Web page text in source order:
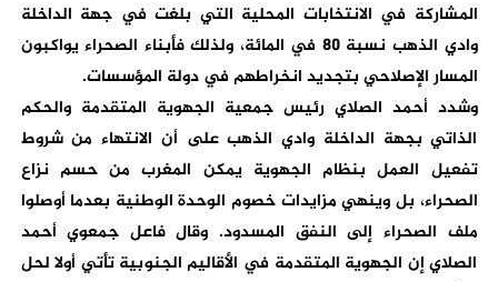
المشاركة في الانتخابات المحلية التي بلغت في جهة الداخلة
وادي الذهب نسبة 80 في المائة، ولذلك فأبناء الصحراء يواكبون
المسار الإصلاحي بتجديد انخراطهم في دولة المؤسسات.
وشدد أحمد الصلاي رئيس جمعية الجهوية المتقدمة والحكم
الذاتي بجهة الداخلة وادي الذهب على أن الانتهاء من شروط
تفعيل العمل بنظام الجهوية يمكن المغرب من حسم نزاع
الصحراء، بل وينهي مزايدات خصوم الوحدة الوطنية بعدما أوصلوا
ملف الصحراء إلى النفق المسدود. وقال فاعل جمعوي أحمد
الصلاي إن الجهوية المتقدمة في الأقاليم الجنوبية تأتي أولا لحل